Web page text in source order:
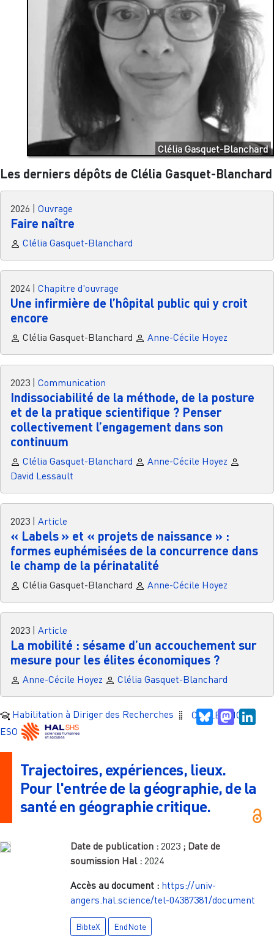
Clélia Gasquet-Blanchard
Les derniers dépôts de Clélia Gasquet-Blanchard
2026 Ouvrage
Faire naître
Clélia Gasquet-Blanchard
2024 Chapitre d'ouvrage
Une infirmière de l’hôpital public qui y croit
encore
Clélia Gasquet-Blanchard Anne-Cécile Hoyez
2023 Communication
Indissociabilité de la méthode, de la posture
et de la pratique scientifique ? Penser
collectivement l’engagement dans son
continuum
Clélia Gasquet-Blanchard
Anne-Cécile Hoyez
David Lessault
2023 Article
« Labels » et « projets de naissance » :
formes euphémisées de la concurrence dans
le champ de la périnatalité
Clélia Gasquet-Blanchard Anne-Cécile Hoyez
2023 Article
La mobilité : sésame d’un accouchement sur
mesure pour les élites économiques ?
Anne-Cécile Hoyez Clélia Gasquet-Blanchard
Habilitation à Diriger des Recherches
COLLECTION
ESO
Bluesky
Trajectoires, expériences, lieux.
Pour l'entrée de la géographie, de la
santé en géographie critique.
Date de publication : 2023 ; Date de
soumission Hal : 2024
Accès au document : https://univ-
angers.hal.science/tel-04387381/document
BibteX EndNote